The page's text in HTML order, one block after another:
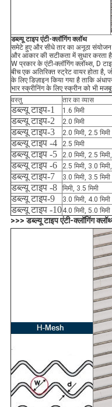
डब्ल्यू टाइप एंटी-क्लॉगिंग क्लॉथ
समेटे हुए और सीधे तार का अनूठा संयोजन
और आकार की सटीकता में सुधार करता
W प्रकार के एंटी-क्लॉगिंग क्लॉथ्स, D
बीच एक अतिरिक्त स्ट्रेट वायर होता है,
के लिए डिज़ाइन किया गया है ताकि
भार स्क्रीनिंग के लिए स्क्रीन को भी
वस्तु
तार का व्यास
डब्ल्यू टाइप-1 1.6 मिमी
डब्ल्यू टाइप-2 2.0 मिमी
डब्ल्यू टाइप-3 2.0 मिमी, 2.5 मिमी
डब्ल्यू टाइप -4 2.5 मिमी
डब्ल्यू टाइप -5 2.0 मिमी, 2.5
डब्ल्यू टाइप -6 2.5 मिमी, 3.0
डब्ल्यू टाइप-7 3.0 मिमी, 3.5 मिमी
डब्ल्यू टाइप -8 मिमी, 3.5 मिमी
डब्ल्यू टाइप-9 3.0 मिमी, 4.0 मिमी
डब्ल्यू टाइप -104.0 मिमी, 5.0 मिमी
>>> डब्ल्यू टाइप एंटी-क्लॉगिंग